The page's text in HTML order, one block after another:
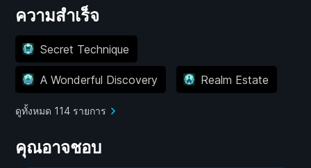
ความสำเร็จ
Secret Technique
A Wonderful Discovery Realm Estate
ดูทั้งหมด 114 รายการ
คุณอาจชอบ